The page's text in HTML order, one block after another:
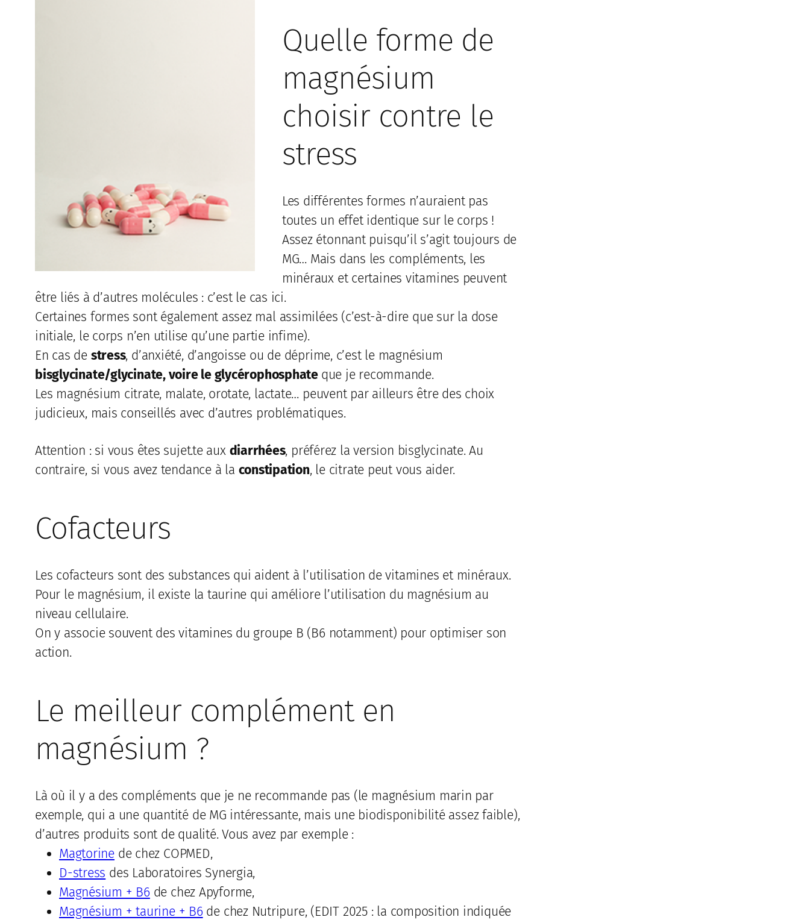
Quelle forme de
magnésium
choisir contre le
stress
Les différentes formes n’auraient pas
toutes un effet identique sur le corps !
Assez étonnant puisqu’il s’agit toujours de
MG… Mais dans les compléments, les
minéraux et certaines vitamines peuvent
être liés à d’autres molécules : c’est le cas ici.
Certaines formes sont également assez mal assimilées (c’est-à-dire que sur la dose
initiale, le corps n’en utilise qu’une partie infime).
En cas de stress, d’anxiété, d’angoisse ou de déprime, c’est le magnésium
bisglycinate/glycinate, voire le glycérophosphate que je recommande.
Les magnésium citrate, malate, orotate, lactate… peuvent par ailleurs être des choix
judicieux, mais conseillés avec d’autres problématiques.
Attention : si vous êtes sujet.te aux diarrhées, préférez la version bisglycinate. Au
contraire, si vous avez tendance à la constipation, le citrate peut vous aider.
Cofacteurs
Les cofacteurs sont des substances qui aident à l’utilisation de vitamines et minéraux.
Pour le magnésium, il existe la taurine qui améliore l’utilisation du magnésium au
niveau cellulaire.
On y associe souvent des vitamines du groupe B (B6 notamment) pour optimiser son
action.
Le meilleur complément en
magnésium ?
Là où il y a des compléments que je ne recommande pas (le magnésium marin par
exemple, qui a une quantité de MG intéressante, mais une biodisponibilité assez faible),
d’autres produits sont de qualité. Vous avez par exemple :
Magtorinede chez COPMED,
D-stress des Laboratoires Synergia,
Magnésium + B6 de chez Apyforme,
Magnésium + taurine + B6 de chez Nutripure, (EDIT 2025 : la composition indiquée